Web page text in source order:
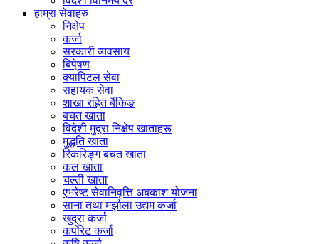
हाम्रा सेवाहरु
निक्षेप
कर्जा
सरकारी व्यवसाय
बिपे्षण
क्यापिटल सेवा
सहायक सेवा
शाखा रहित बैंकिङ
बचत खाता
विदेशी मुद्रा निक्षेप खाताहरू
मुद्धति खाता
रिकरिङ्ग बचत खाता
कल खाता
चल्ती खाता
एभरेष्ट सेवानिवृत्ति अबकाश योजना
साना तथा मझौला उद्यम कर्जा
खुद्रा कर्जा
कर्पोरेट कर्जा